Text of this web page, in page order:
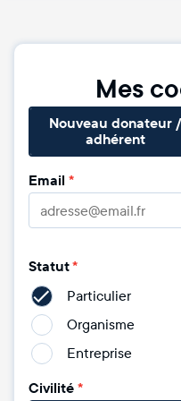
Mes
Nouveau donateur /
adhérent
Email *
Statut*
Particulier
Organisme
Entreprise
Civilité*